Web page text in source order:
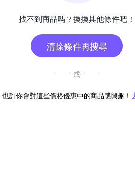
找不到商品嗎？換換其他條件吧！
清除條件再搜尋
或
也許你會對這些價格優惠中的商品感興趣！